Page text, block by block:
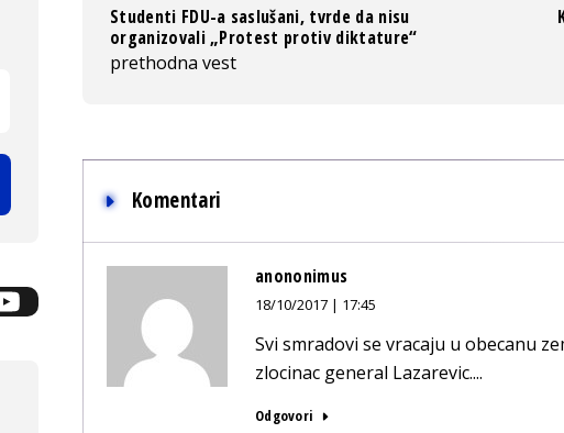
Studenti FDU-a saslušani, tvrde da nisu
organizovali „Protest protiv diktature“
prethodna vest
Komentari
anononimus
18/10/2017 | 17:45
Svi smradovi se vracaju u obecanu
zlocinac general Lazarevic....
Odgovori